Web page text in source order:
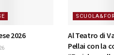
2026
Al Teatro di
Pellai con la